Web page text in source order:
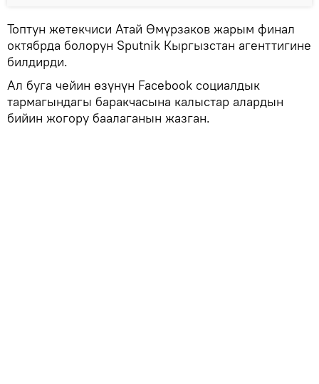
Топтун жетекчиси Атай Өмүрзаков жарым финал
октябрда болорун Sputnik Кыргызстан агенттигине
билдирди.
Ал буга чейин өзүнүн Facebook социалдык
тармагындагы баракчасына калыстар алардын
бийин жогору баалаганын жазган.